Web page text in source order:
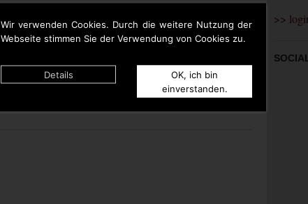
Wir verwenden Cookies. Durch die weitere Nutzung der
Webseite stimmen Sie der Verwendung von Cookies zu.
Details
OK, ich bin
einverstanden.